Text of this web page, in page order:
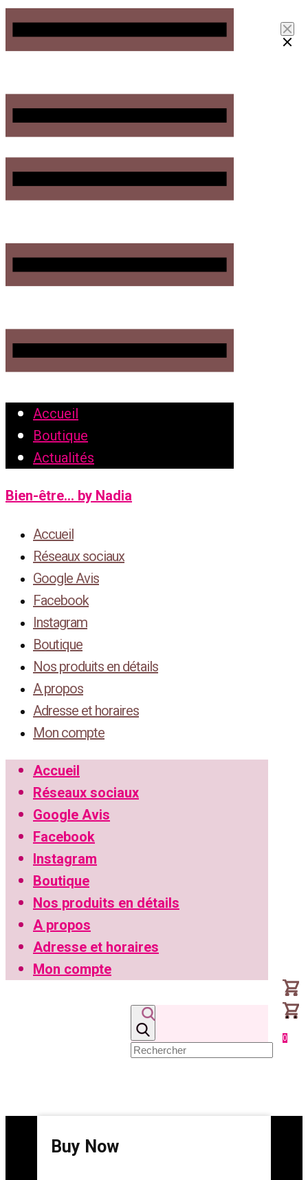
Accueil
Boutique
Actualités
Bien-être... by Nadia
Accueil
Réseaux sociaux
Google Avis
Facebook
Instagram
Boutique
Nos produits en détails
A propos
Adresse et horaires
Mon compte
Accueil
Réseaux sociaux
Google Avis
Facebook
Instagram
Boutique
Nos produits en détails
A propos
Adresse et horaires
Mon compte
0
Buy Now